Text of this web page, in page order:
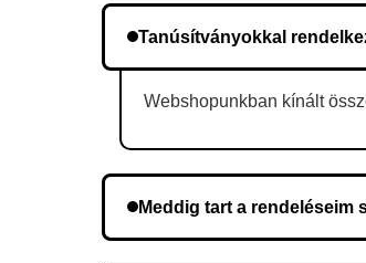
Tanúsítványokkal
Webshopunkban kínált
Meddig tart a rendeléseim